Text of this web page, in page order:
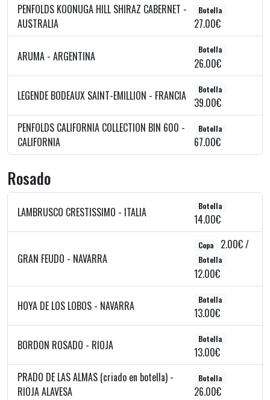
PENFOLDS KOONUGA HILL SHIRAZ CABERNET -
AUSTRALIA
Botella
27.00€
ARUMA - ARGENTINA Botella
26.00€
LEGENDE BODEAUX SAINT-EMILLION - FRANCIA Botella
39.00€
PENFOLDS CALIFORNIA COLLECTION BIN 600 -
CALIFORNIA
Botella
67.00€
Rosado
LAMBRUSCO CRESTISSIMO - ITALIA Botella
14.00€
GRAN FEUDO - NAVARRA
Copa 2.00€ /
Botella
12.00€
HOYA DE LOS LOBOS - NAVARRA Botella
13.00€
BORDON ROSADO - RIOJA Botella
13.00€
PRADO DE LAS ALMAS (criado en botella) -
RIOJA ALAVESA
Botella
26.00€